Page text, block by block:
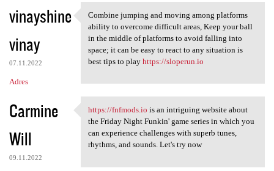
vinayshine
vinay
07.11.2022
Adres
Combine jumping and moving
Combine jumping and moving among platforms
ability to overcome difficult areas, Keep your ball
in the middle of platforms to avoid falling into
space; it can be easy to react to any situation is
best tips to play https://sloperun.io
Carmine
Will
09.11.2022
https://fnfmods.io is an
https://fnfmods.io is an intriguing website about
the Friday Night Funkin' game series in which you
can experience challenges with superb tunes,
rhythms, and sounds. Let's try now